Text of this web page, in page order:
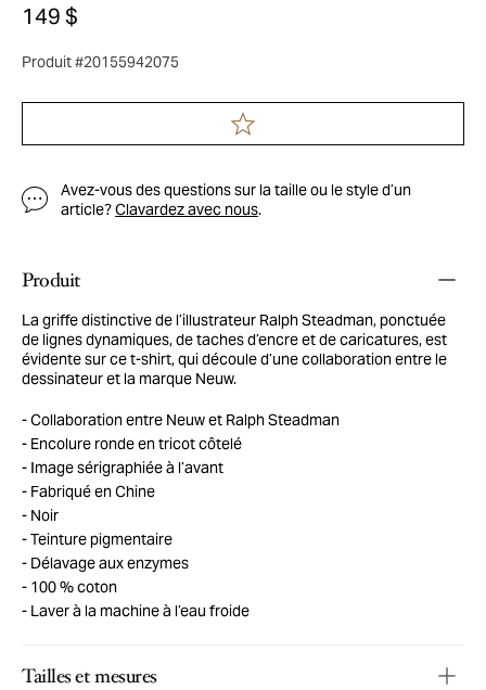
149 $
Produit #20155942075
Avez-vous des questions sur la taille ou le style d’un
article?Clavardez avec nous.
Produit
La griffe distinctive de l’illustrateur Ralph Steadman, ponctuée
de lignes dynamiques, de taches d’encre et de caricatures, est
évidente sur ce t-shirt, qui découle d’une collaboration entre le
dessinateur et la marque Neuw.
Collaboration entre Neuw et Ralph Steadman
Encolure ronde en tricot côtelé
Image sérigraphiée à l’avant
Fabriqué en Chine
Noir
Teinture pigmentaire
Délavage aux enzymes
100 % coton
Laver à la machine à l’eau froide
Tailles et mesures